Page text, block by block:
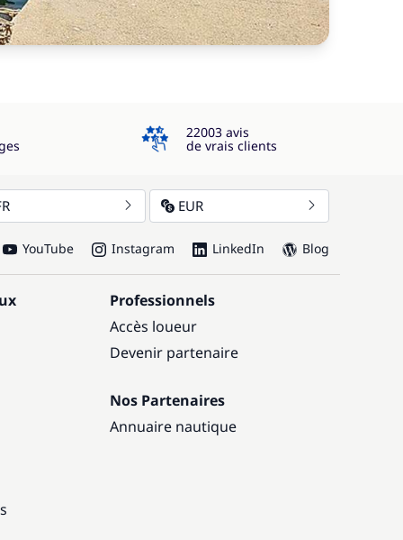
4.3
22003 avis
de vrais clients
EUR
YouTube Instagram LinkedIn Blog
Professionnels
Accès loueur
Devenir partenaire
Nos Partenaires
Annuaire nautique